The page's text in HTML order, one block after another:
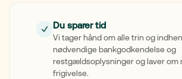
Du sparer tid
Vi tager hånd om alle trin og
nødvendige bankgodkendelse og
restgældsoplysninger og laver om
frigivelse.